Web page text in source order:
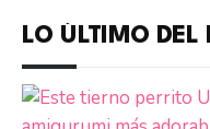
LO ÚLTIMO DEL